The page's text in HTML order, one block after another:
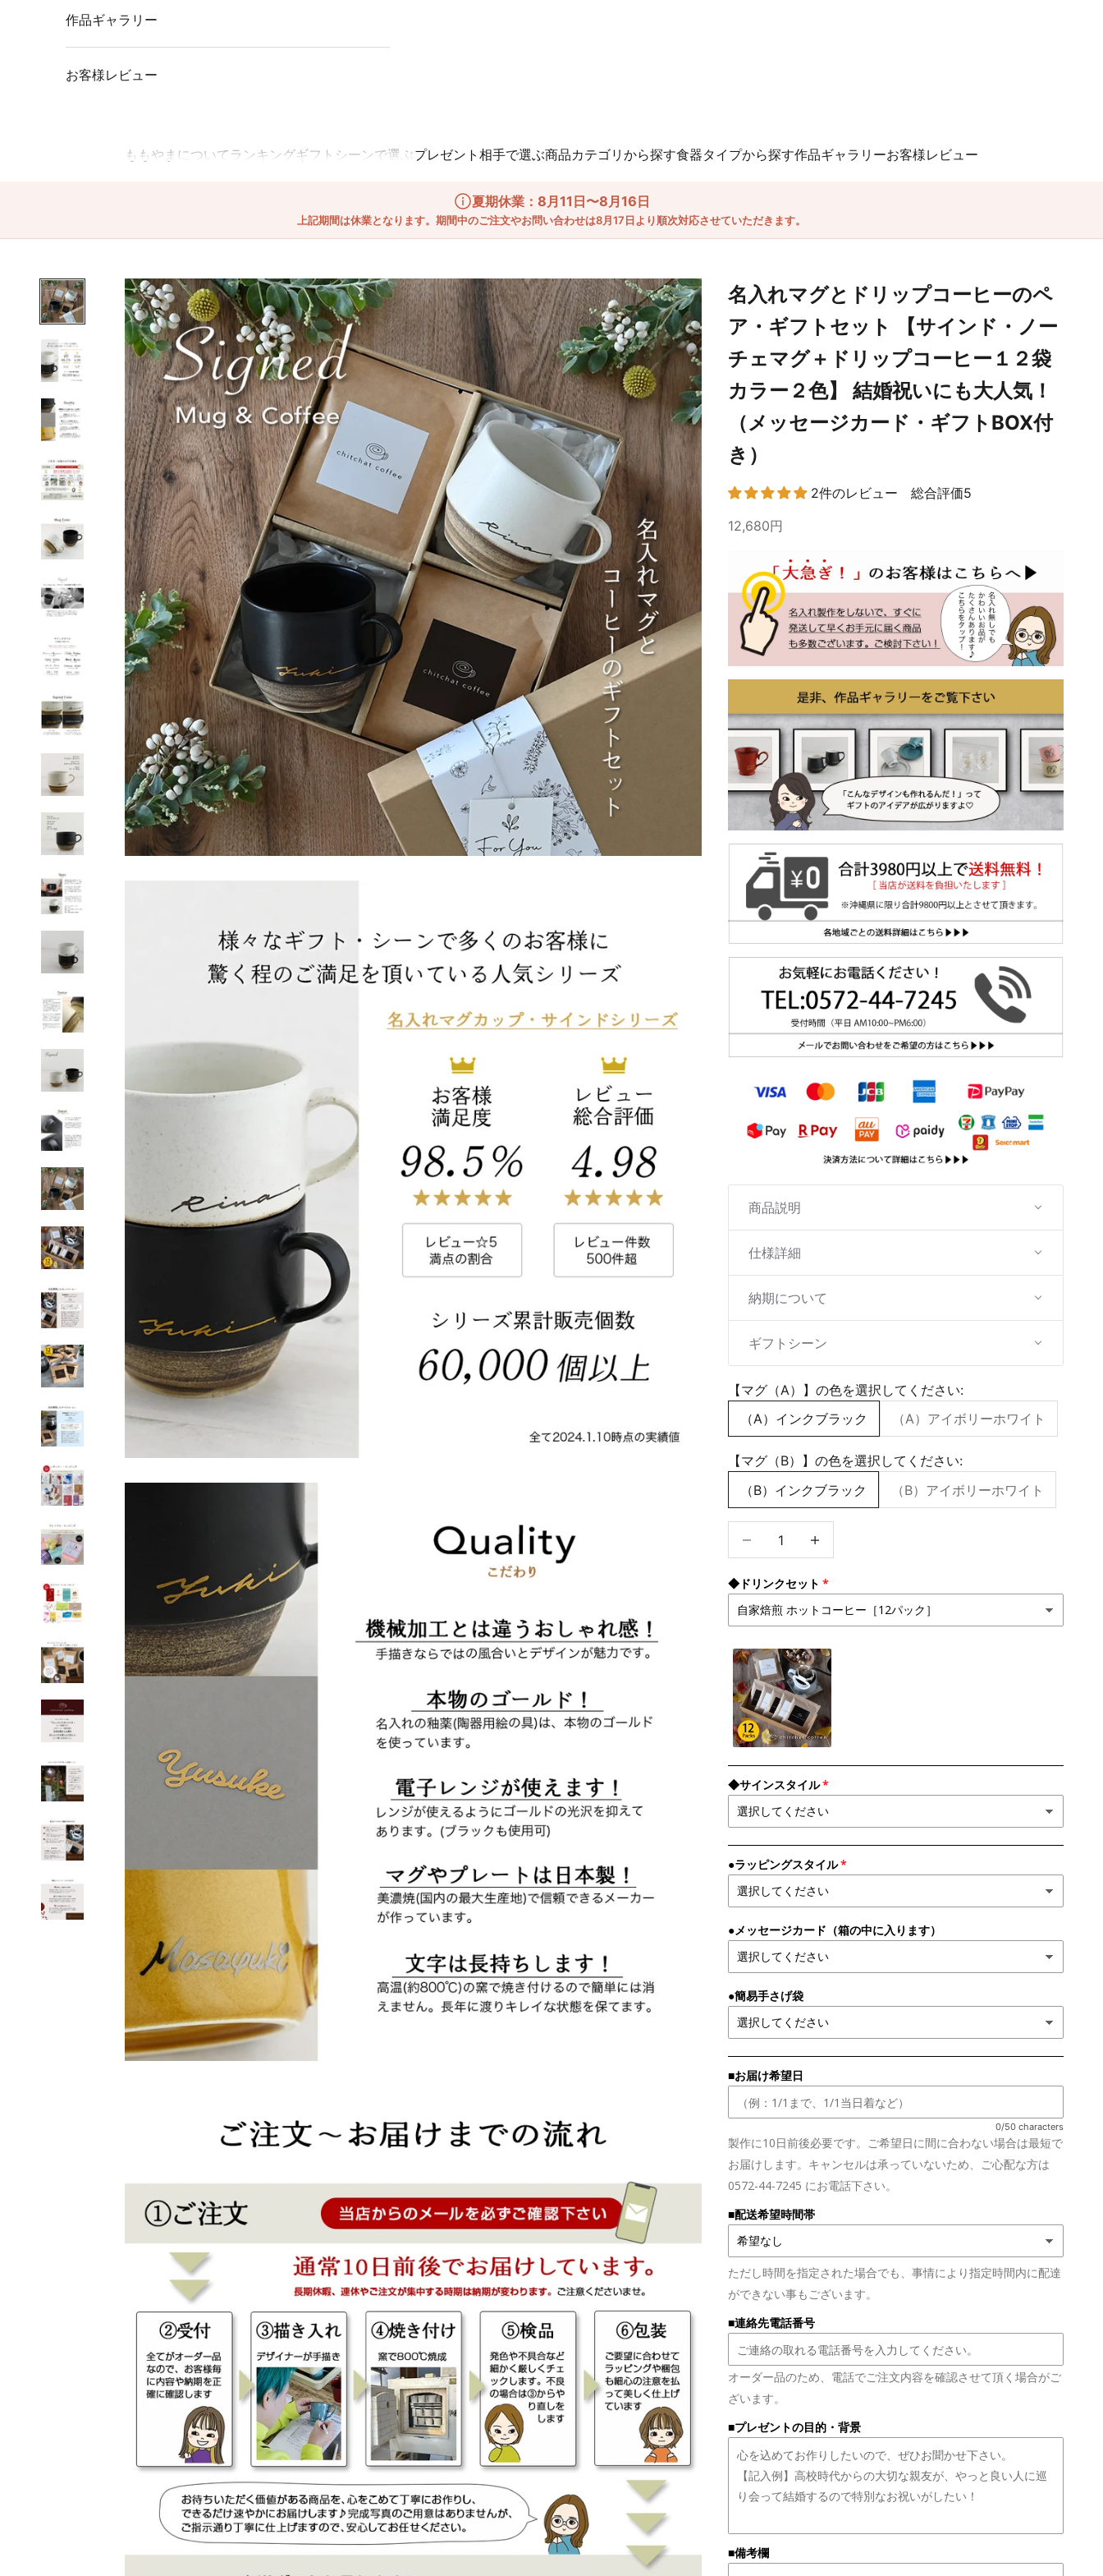
ももやまについて ランキングギフトシーンで選ぶプレゼント相手で選ぶ商品カテゴリから探す食器タイプから探す作品ギャラリーお客様レビュー
作品ギャラリー
お客様レビュー
夏期休業：8月11日〜8月16日
上記期間は休業となります。期間中のご注文やお問い合わせは8月17日より順次対応させていただきます。
名入れマグとドリップコーヒーのペ
ア・ギフトセット 【サインド・ノー
チェマグ＋ドリップコーヒー１２袋
カラー２色】 結婚祝いにも大人気！
（メッセージカード・ギフトBOX付
き）
2件のレビュー 総合評価5
12,680円
商品説明
仕様詳細
納期について
ギフトシーン
【マグ（A）】の色を選択してください:
（A）インクブラック
（A）アイボリーホワイト
【マグ（B）】の色を選択してください:
（B）インクブラック
（B）アイボリーホワイト
数量を減らす 数量を増やす
◆ドリンクセット
◆サインスタイル
●ラッピングスタイル
●メッセージカード（箱の中に入ります）
●簡易手さげ袋
■お届け希望日
0/50 characters
製作に10日前後必要です。ご希望日に間に合わない場合は最短で
お届けします。キャンセルは承っていないため、ご心配な方は
0572-44-7245 にお電話下さい。
■配送希望時間帯
ただし時間を指定された場合でも、事情により指定時間内に配達
ができない事もございます。
■連絡先電話番号
オーダー品のため、電話でご注文内容を確認させて頂く場合がご
ざいます。
■プレゼントの目的・背景
■備考欄